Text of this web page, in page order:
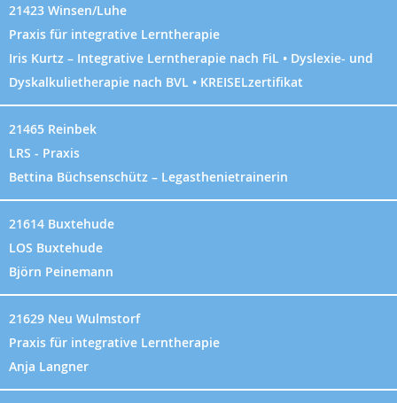
21423 Winsen/Luhe
Praxis für integrative Lerntherapie
Iris Kurtz – Integrative Lerntherapie nach FiL • Dyslexie- und
Dyskalkulietherapie nach BVL • KREISELzertifikat
21465 Reinbek
LRS - Praxis
Bettina Büchsenschütz – Legasthenietrainerin
21614 Buxtehude
LOS Buxtehude
Björn Peinemann
21629 Neu Wulmstorf
Praxis für integrative Lerntherapie
Anja Langner